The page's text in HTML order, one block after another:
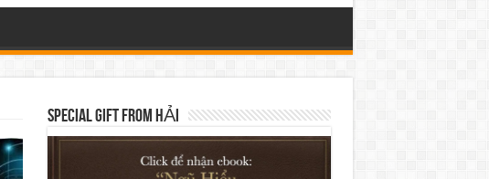
SPECIAL GIFT FROM HẢI